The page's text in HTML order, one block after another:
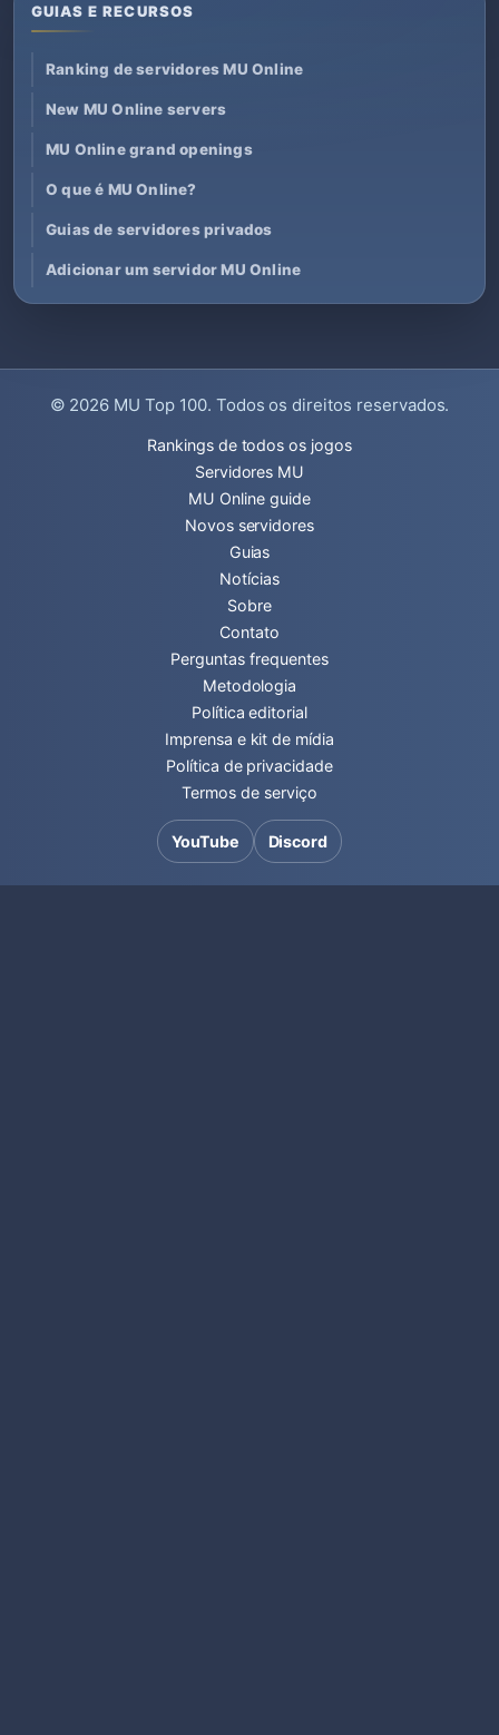
GUIAS E RECURSOS
Ranking de servidores MU Online
New MU Online servers
MU Online grand openings
O que é MU Online?
Guias de servidores privados
Adicionar um servidor MU Online
© 2026 MU Top 100. Todos os direitos reservados.
Rankings de todos os jogos
Servidores MU
MU Online guide
Novos servidores
Guias
Notícias
Sobre
Contato
Perguntas frequentes
Metodologia
Política editorial
Imprensa e kit de mídia
Política de privacidade
Termos de serviço
YouTube Discord